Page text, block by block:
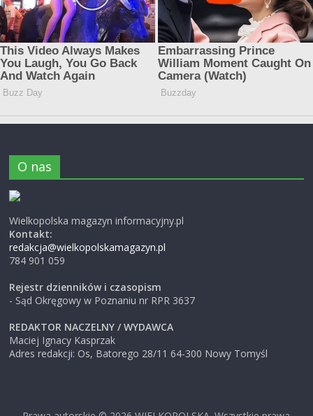
O nas
Wielkopolska magazyn informacyjny.pl
Kontakt:
redakcja@wielkopolskamagazyn.pl
784 901 059
Rejestr dzienników i czasopism
- Sąd Okręgowy w Poznaniu nr RPR 3637
REDAKTOR NACZELNY / WYDAWCA
Maciej Ignacy Kasprzak
Adres redakcji: Os, Batorego 28/11 64-300 Nowy Tomyśl